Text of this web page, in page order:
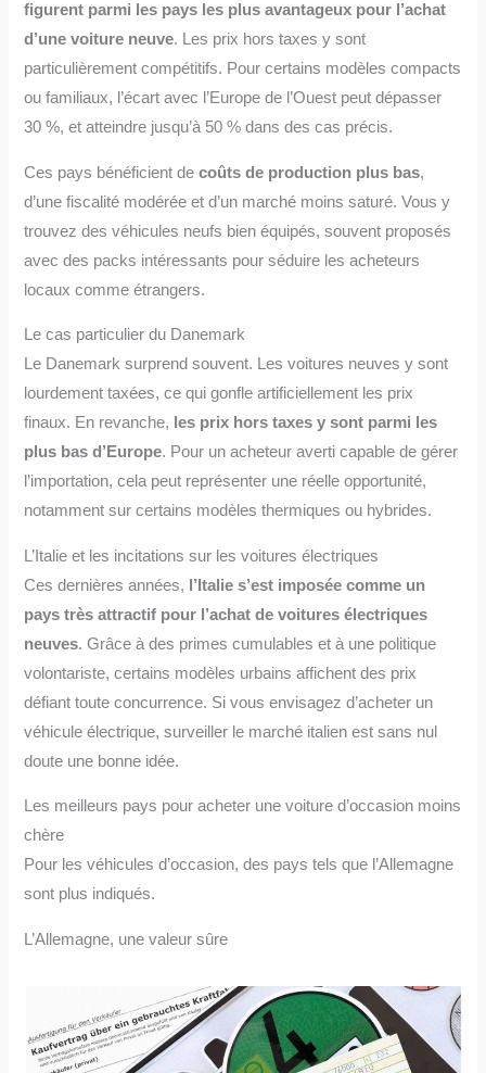
figurent parmi les pays les plus avantageux pour l’achat
d’une voiture neuve. Les prix hors taxes y sont
particulièrement compétitifs. Pour certains modèles compacts
ou familiaux, l’écart avec l’Europe de l’Ouest peut dépasser
30 %, et atteindre jusqu’à 50 % dans des cas précis.
Ces pays bénéficient decoûts de production plus bas,
d’une fiscalité modérée et d’un marché moins saturé. Vous y
trouvez des véhicules neufs bien équipés, souvent proposés
avec des packs intéressants pour séduire les acheteurs
locaux comme étrangers.
Le cas particulier du Danemark
Le Danemark surprend souvent. Les voitures neuves y sont
lourdement taxées, ce qui gonfle artificiellement les prix
finaux. En revanche, les prix hors taxes y sont parmi les
plus bas d’Europe. Pour un acheteur averti capable de gérer
l’importation, cela peut représenter une réelle opportunité,
notamment sur certains modèles thermiques ou hybrides.
L’Italie et les incitations sur les voitures électriques
Ces dernières années,
l’Italie s’est imposée comme un
pays très attractif pour l’achat de voitures électriques
neuves. Grâce à des primes cumulables et à une politique
volontariste, certains modèles urbains affichent des prix
défiant toute concurrence. Si vous envisagez d’acheter un
véhicule électrique, surveiller le marché italien est sans nul
doute une bonne idée.
Les meilleurs pays pour acheter une voiture d’occasion moins
chère
Pour les véhicules d’occasion, des pays tels que l’Allemagne
sont plus indiqués.
L’Allemagne, une valeur sûre